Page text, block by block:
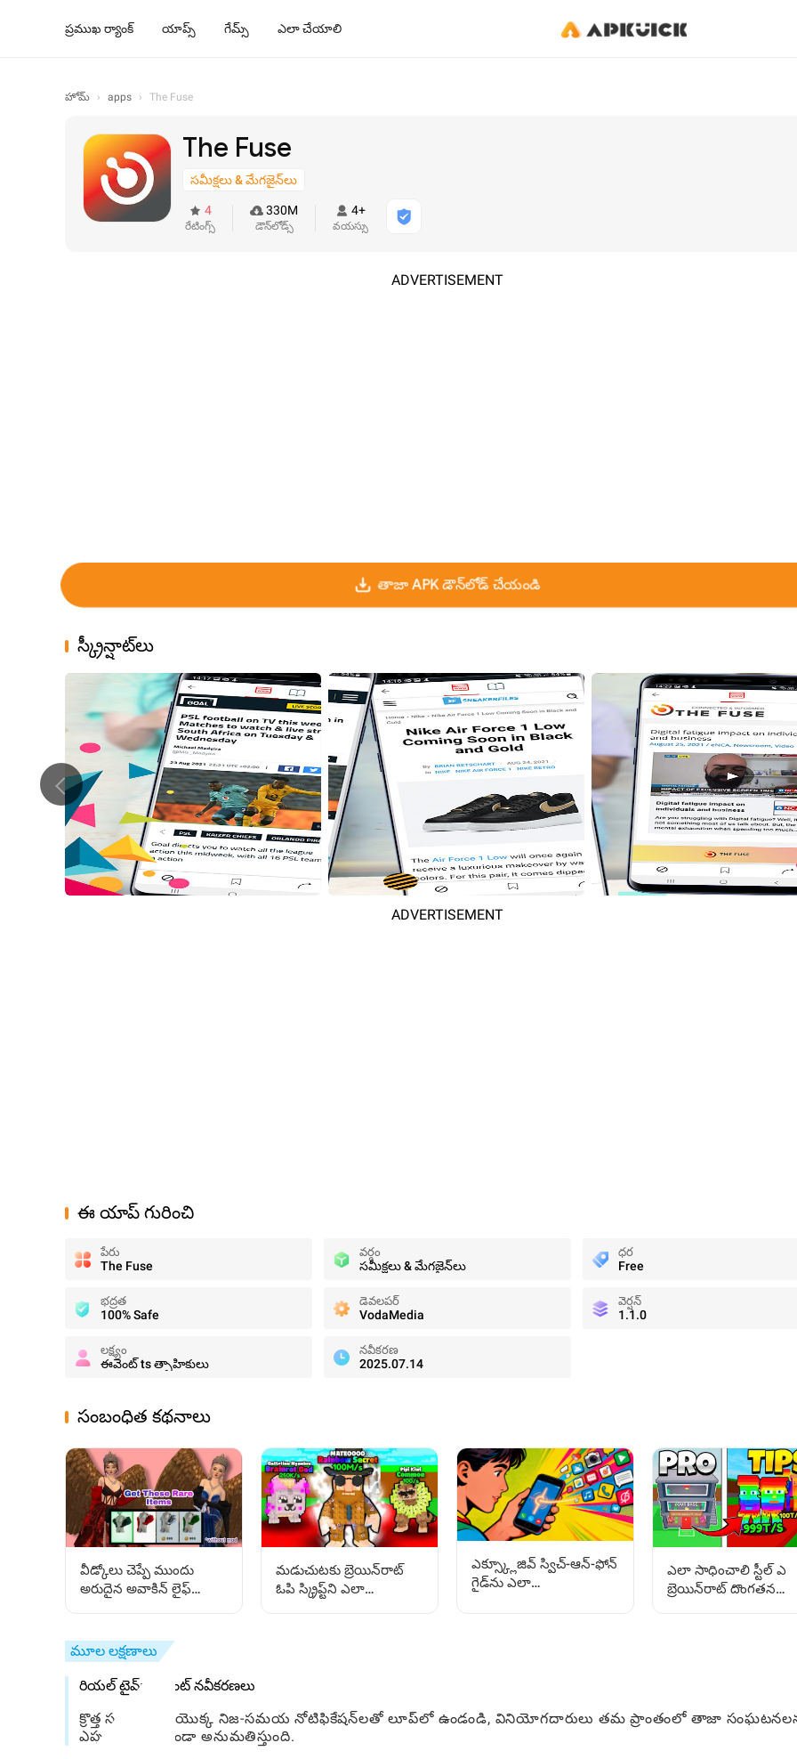
ప్రముఖ ర్యాంక్ యాప్స్ గేమ్స్ ఎలా చేయాలి
హోమ్ › apps › The Fuse
The Fuse
సమీక్షలు & మేగజైన్‌లు
4
రేటింగ్స్
330M
డౌన్‌లోడ్స్
4+
వయస్సు
ADVERTISEMENT
తాజా APK డౌన్‌లోడ్ చేయండి
స్క్రీన్షాట్‌లు
ADVERTISEMENT
ఈ యాప్ గురించి
పేరు
The Fuse
వర్గం
సమీక్షలు & మేగజైన్‌లు
ధర
Free
భద్రత
100% Safe
డెవలపర్
VodaMedia
వెర్షన్
1.1.0
లక్ష్యం
ఈవెంట్ ts త్సాహికులు
నవీకరణ
2025.07.14
సంబంధిత కథనాలు
వీడ్కోలు చెప్పే ముందు
అరుదైన అవాకిన్ లైఫ్
మడుచుటకు బ్రెయిన్‌రాట్
ఓపి స్క్రిప్ట్‌ని ఎలా
ఎక్స్క్లూజివ్ స్విచ్-ఆన్-ఫోన్
గైడ్‌ను ఎలా
ఎలా సాధించాలి స్టీల్ ఎ
బ్రెయిన్‌రాట్ దొంగతన
మూల లక్షణాలు
రియల్ టైమ్ ఈవెంట్ నవీకరణలు
క్రొత్త సంఘటనల యొక్క నిజ-సమయ నోటిఫికేషన్‌లతో లూప్‌లో ఉండండి, వినియోగదారులు తమ ప్రాంతంలో తాజా
ఎప్పటికీ కోల్పోకుండా అనుమతిస్తుంది.